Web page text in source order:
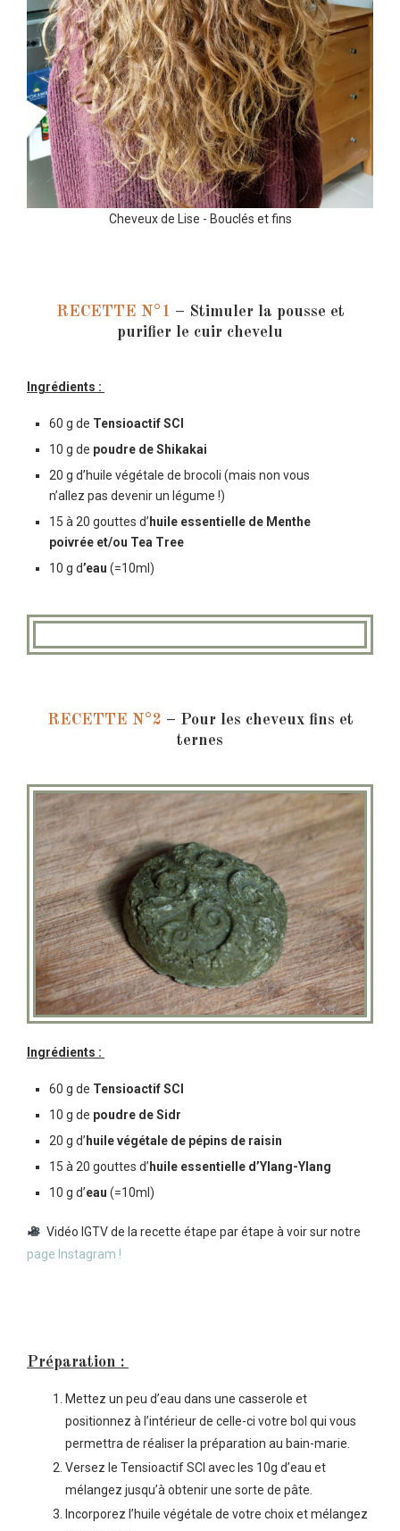
Cheveux de Lise - Bouclés et fins
RECETTE N°1 – Stimuler la pousse et
purifier le cuir chevelu
Ingrédients :
60 g de Tensioactif SCI
10 g de poudre de Shikakai
20 g d’huile végétale de brocoli (mais non vous
n’allez pas devenir un légume !)
15 à 20 gouttes d’ huile essentielle de Menthe
poivrée et/ou Tea Tree
10 g d’eau (=10ml)
RECETTE N°2 – Pour les cheveux fins et
ternes
Ingrédients :
60 g de Tensioactif SCI
10 g de poudre de Sidr
20 g d’ huile végétale de pépins de raisin
15 à 20 gouttes d’ huile essentielle d’Ylang-Ylang
10 g d’eau (=10ml)
Vidéo IGTV de la recette étape par étape à voir sur notre
page Instagram !
Préparation :
Mettez un peu d’eau dans une casserole et
positionnez à l’intérieur de celle-ci votre bol qui vous
permettra de réaliser la préparation au bain-marie.
Versez le Tensioactif SCI avec les 10g d’eau et
mélangez jusqu’à obtenir une sorte de pâte.
Incorporez l’huile végétale de votre choix et mélangez